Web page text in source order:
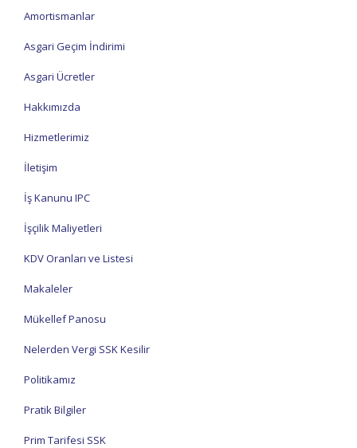
Amortismanlar
Asgari Geçim İndirimi
Asgari Ücretler
Hakkımızda
Hizmetlerimiz
İletişim
İş Kanunu IPC
İşçilik Maliyetleri
KDV Oranları ve Listesi
Makaleler
Mükellef Panosu
Nelerden Vergi SSK Kesilir
Politikamız
Pratik Bilgiler
Prim Tarifesi SSK